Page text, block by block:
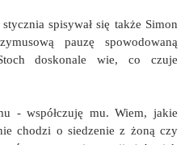
spisywał się także Simon
pauzę spowodowaną
doskonale wie, co czuje
- współczuję mu. Wiem, jakie
chodzi o siedzenie z żoną czy